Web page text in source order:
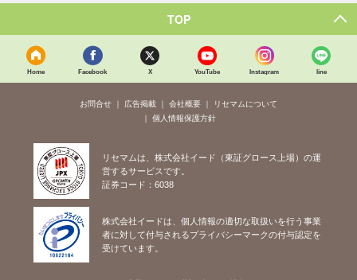
TOP
Home Facebook X YouTube Instagram line
お問合せ 広告掲載 会社概要
リセマムについて
個人情報保護方針
リセマムは、株式会社イード（東証グロース上場）の運
営するサービスです。
証券コード：6038
株式会社イードは、個人情報の適切な取扱いを行う事業
者に対して付与されるプライバシーマークの付与認定を
受けています。